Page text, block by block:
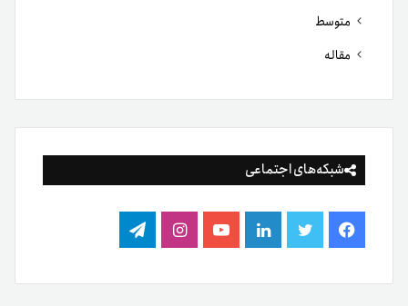
متوسط
مقاله
شبکه‌های اجتماعی
فیس
بوک
توییتر لینکدینیوتیوباینستاگرام
تلگرام